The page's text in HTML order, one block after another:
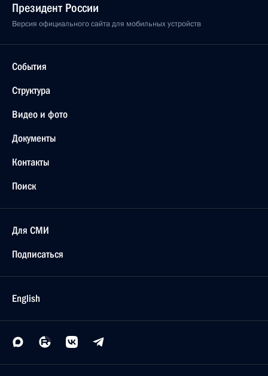
Президент России
Версия официального сайта для мобильных устройств
События
Структура
Видео и фото
Документы
Контакты
Поиск
Для СМИ
Подписаться
English